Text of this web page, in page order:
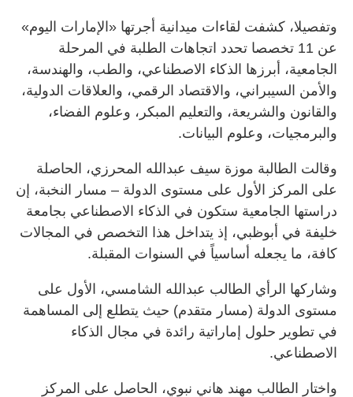
وتفصيلا، كشفت لقاءات ميدانية أجرتها «الإمارات اليوم»
عن 11 تخصصا تحدد اتجاهات الطلبة في المرحلة
الجامعية، أبرزها الذكاء الاصطناعي، والطب، والهندسة،
والأمن السيبراني، والاقتصاد الرقمي، والعلاقات الدولية،
والقانون والشريعة، والتعليم المبكر، وعلوم الفضاء،
والبرمجيات، وعلوم البيانات.
وقالت الطالبة موزة سيف عبدالله المحرزي، الحاصلة
على المركز الأول على مستوى الدولة – مسار النخبة، إن
دراستها الجامعية ستكون في الذكاء الاصطناعي بجامعة
خليفة في أبوظبي، إذ يتداخل هذا التخصص في المجالات
كافة، ما يجعله أساسياً في السنوات المقبلة.
وشاركها الرأي الطالب عبدالله الشامسي، الأول على
مستوى الدولة (مسار متقدم) حيث يتطلع إلى المساهمة
في تطوير حلول إماراتية رائدة في مجال الذكاء
الاصطناعي.
واختار الطالب مهند هاني نبوي، الحاصل على المركز